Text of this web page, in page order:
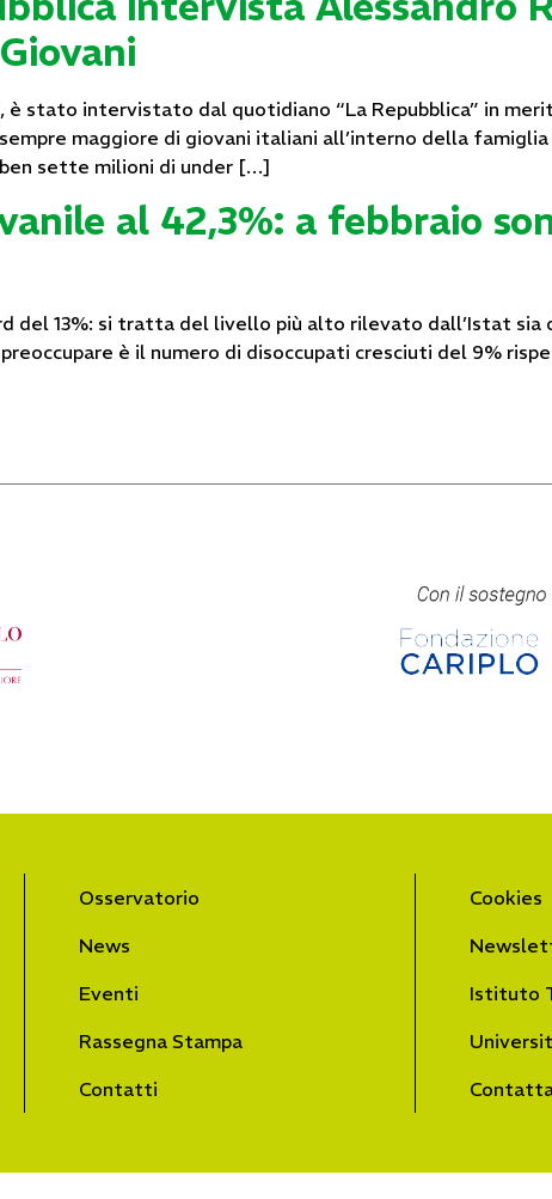
è stato intervistato dal quotidiano “La Repubblica” in
maggiore di giovani italiani all’interno della famiglia
sette milioni di under […]
al 42,3%: a febbraio
del 13%: si tratta del livello più alto rilevato dall’Istat sia
è il numero di disoccupati cresciuti del 9%
Osservatorio
News
Eventi
Rassegna Stampa
Contatti
Cookies
Istituto